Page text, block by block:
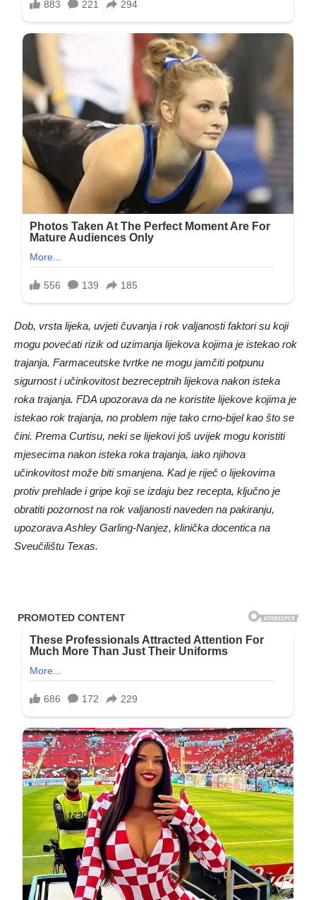
Dob, vrsta lijeka, uvjeti čuvanja i rok valjanosti faktori su koji
mogu povećati rizik od uzimanja lijekova kojima je istekao rok
trajanja. Farmaceutske tvrtke ne mogu jamčiti potpunu
sigurnost i učinkovitost bezreceptnih lijekova nakon isteka
roka trajanja. FDA upozorava da ne koristite lijekove kojima je
istekao rok trajanja, no problem nije tako crno-bijel kao što se
čini. Prema Curtisu, neki se lijekovi još uvijek mogu koristiti
mjesecima nakon isteka roka trajanja, iako njihova
učinkovitost može biti smanjena. Kad je riječ o lijekovima
protiv prehlade i gripe koji se izdaju bez recepta, ključno je
obratiti pozornost na rok valjanosti naveden na pakiranju,
upozorava Ashley Garling-Nanjez, klinička docentica na
Sveučilištu Texas.